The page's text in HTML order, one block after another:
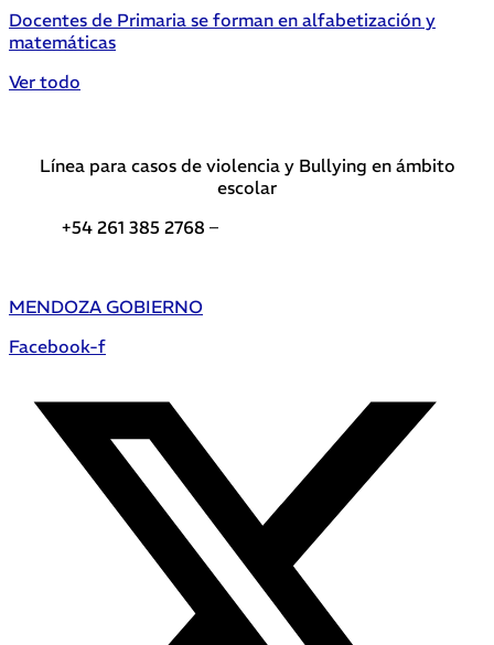
Docentes de Primaria se forman en alfabetización y
matemáticas
Ver todo
Línea para casos de violencia y Bullying en ámbito
escolar
+54 261 385 2768 –
MENDOZA GOBIERNO
Facebook-f